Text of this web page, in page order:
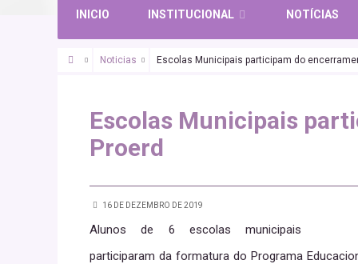
INICIO INSTITUCIONAL NOTÍCIAS
Noticias Escolas Municipais participam do
Escolas Municipais
Proerd
16 DE DEZEMBRO DE 2019
Alunos de 6 escolas municipais
participaram da formatura do Programa